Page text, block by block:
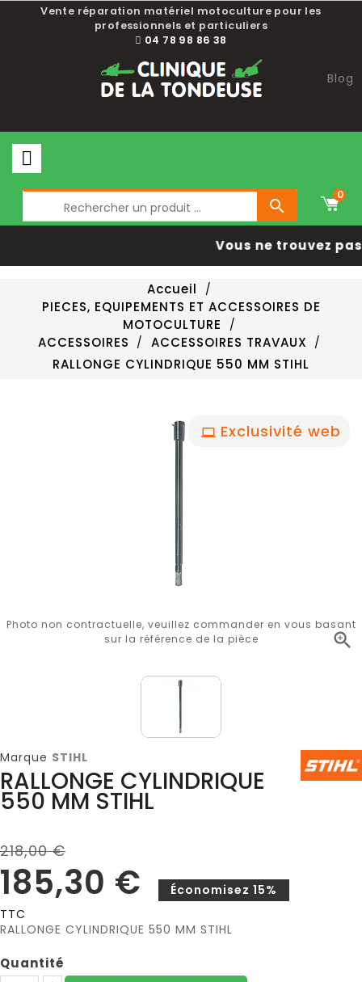
Vente réparation matériel motoculture pour les
professionnels et particuliers
04 78 98 86 38
Blog

0
Vous ne trouvez
Accueil
PIECES, EQUIPEMENTS ET ACCESSOIRES DE
MOTOCULTURE
ACCESSOIRES
ACCESSOIRES TRAVAUX
RALLONGE CYLINDRIQUE 550 MM STIHL
Exclusivité web

Photo non contractuelle, veuillez commander en vous basant
sur la référence de la pièce
Marque STIHL
RALLONGE CYLINDRIQUE
550 MM STIHL
218,00 €
185,30 €
Économisez 15%
TTC
RALLONGE CYLINDRIQUE 550 MM STIHL
Quantité